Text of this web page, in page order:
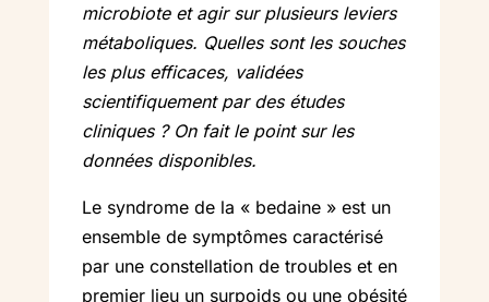
microbiote et agir sur plusieurs leviers
métaboliques. Quelles sont les souches
les plus efficaces, validées
scientifiquement par des études
cliniques ? On fait le point sur les
données disponibles.
Le syndrome de la « bedaine » est un
ensemble de symptômes caractérisé
par une constellation de troubles et en
premier lieu un surpoids ou une obésité